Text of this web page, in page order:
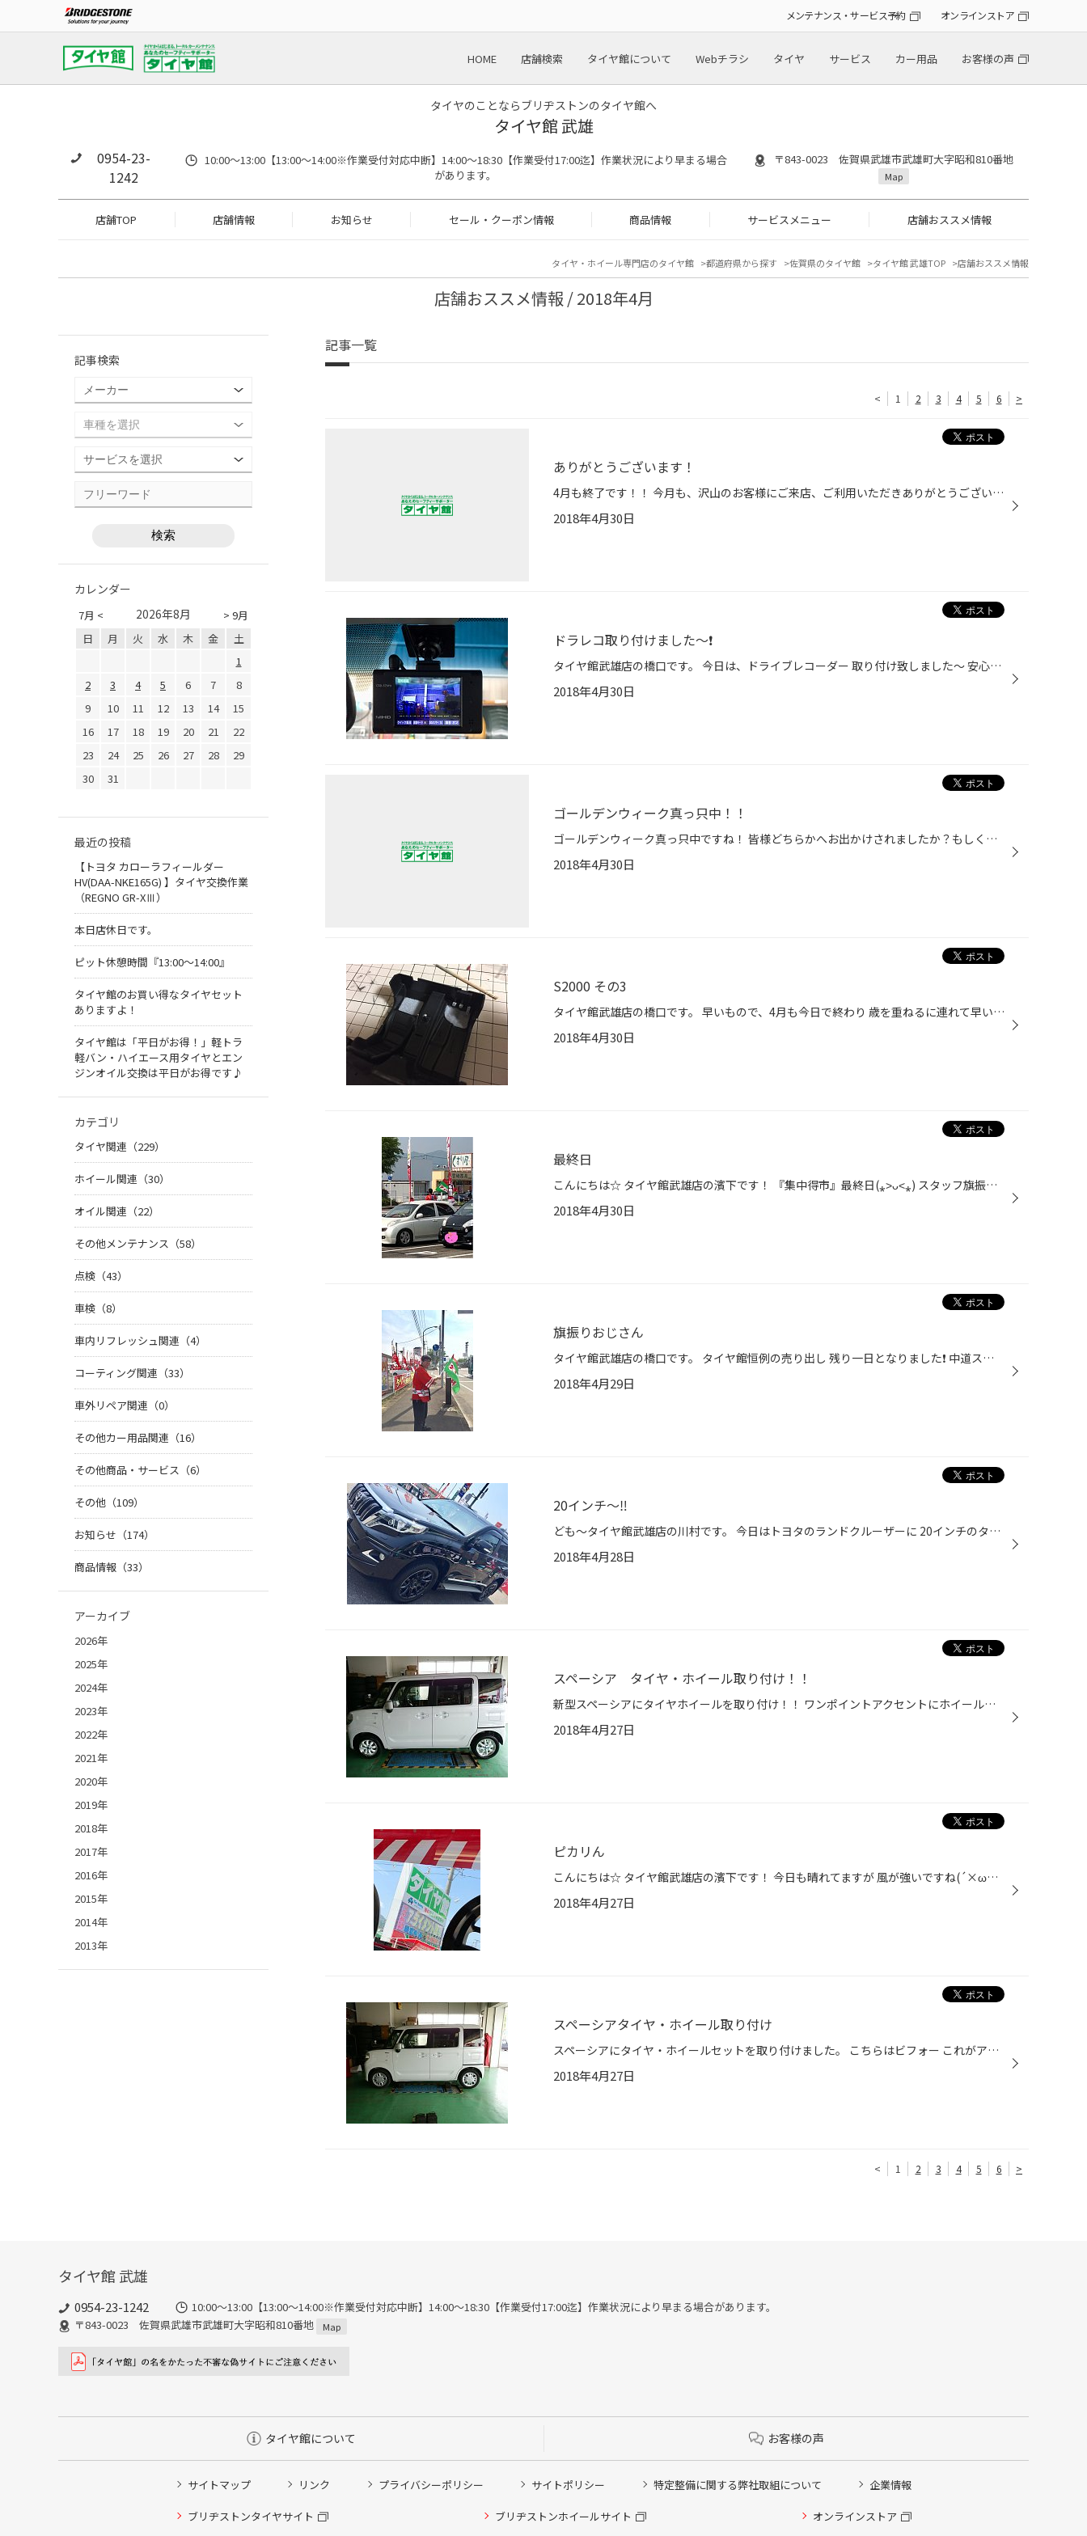
メンテナンス・サービス予約 オンラインストア
HOME 店舗検索 タイヤ館について Webチラシ タイヤ サービス カー用品 お客様の声
タイヤのことならブリヂストンのタイヤ館へ
タイヤ館 武雄
0954-23-
1242
10:00～13:00【13:00～14:00※作業受付対応中断】14:00～18:30【作業受付17:00迄】作業状況により早まる場合
があります。
〒843-0023 佐賀県武雄市武雄町大字昭和810番地
Map
店舗TOP 店舗情報 お知らせ セール・クーポン情報 商品情報 サービスメニュー 店舗おススメ情報
タイヤ・ホイール専門店のタイヤ館 都道府県から探す 佐賀県のタイヤ館 タイヤ館 武雄TOP 店舗おススメ情報
店舗おススメ情報 / 2018年4月
記事一覧
< 1 2 3 4 5 6 >
ありがとうございます！
4月も終了です！！ 今月も、沢山のお客様にご来店、ご利用いただきありがとうございました。 感謝です！！ 何かとお車で移動することが多い時期です。 これから来たる梅雨の時期や夏の猛暑・・・・ 何かと愛車のメンテナンスが増えてきます。 そんな時は是非タイヤ館武雄店を思い出していただければ...
2018年4月30日
ドラレコ取り付けました〜❗️
タイヤ館武雄店の橋口です。 今日は、ドライブレコーダー 取り付け致しました〜 安心安全カーグッズですね〜 私も欲しくなりました〜 もしもの時にお役立ちですね‼️ 佐世保から来ていただき 感謝 感謝です ありがとうございました‼️
2018年4月30日
ゴールデンウィーク真っ只中！！
ゴールデンウィーク真っ只中ですね！ 皆様どちらかへお出かけされましたか？もしくは５月にお出かけのご予定は？ タイヤ館武雄店にもお出かけ前に空気圧点検（無料）や、安全点検（無料）でご来店されるお客様も 多く見受けられます。ありがとうございます。 皆様もお気軽にご来店下さいませ。
2018年4月30日
S2000 その3
タイヤ館武雄店の橋口です。 早いもので、4月も今日で終わり 歳を重ねるに連れて早いもんですね〜 S2000 あんまり進んでいません・・・ オープンスポーツカーなんで いつもの様に内装 手が抜けません❗️ とりあえずマットを再現してみました❗️ メーターもデカールを貼り 上からアクリル接着剤を流...
2018年4月30日
最終日
こんにちは☆ タイヤ館武雄店の濱下です！ 『集中得市』最終日(⁎˃ᴗ˂⁎) スタッフ旗振り昨日から頑張ってま~す☆ 早い方は先週27日からGWに入ってますが ぜひぜひ、タイヤ館武雄店へ遊びにいらしてください✩°｡⋆⸜(*˙꒳˙* )⸝
2018年4月30日
旗振りおじさん
タイヤ館武雄店の橋口です。 タイヤ館恒例の売り出し 残り一日となりました❗️ 中道スタッフと旗振り頑張りましたよ〜 皆さまのご来店 お待ちしてま〜す‼️ しかし今日は暑かった〜
2018年4月29日
20インチ〜‼️
ども〜タイヤ館武雄店の川村です。 今日はトヨタのランドクルーザーに 20インチのタイヤホイールセット 取り付けしました〜 タイヤは勿論、ブリヂストンの アレンザ001 ちなみにサイズは 265/50Ｒ20 ホイールはRAYZの グラムライツ57Ｔrans-Xです❗️ 車体のデカさに 負けず劣らずのデザインで お客...
2018年4月28日
スペーシア タイヤ・ホイール取り付け！！
新型スペーシアにタイヤホイールを取り付け！！ ワンポイントアクセントにホイールナットも交換していますヽ(´ー｀)ノ
2018年4月27日
ピカリん
こんにちは☆ タイヤ館武雄店の濱下です！ 今日も晴れてますが 風が強いですね(´×ω×`) そんな中、橋口副店長が窓ガラスふきふき☆ こんなに綺麗になりました⸜( ॑꒳ ॑ )⸝ ありがとうございます☆☆
2018年4月27日
スペーシアタイヤ・ホイール取り付け
スペーシアにタイヤ・ホイールセットを取り付けました。 こちらはビフォー これがアフターです↓ ホイールナットも交換♪ 水色のワンポイントアクセントが良い感じじゃないですか？
2018年4月27日
< 1 2 3 4 5 6 >
記事検索
カレンダー
7月 < > 9月
2026年8月
日 月 火 水 木 金
土
1
2
3 4 5 6 7
8
9
10 11 12 13 14
15
16
17 18 19 20 21
22
23
24 25 26 27 28
29
30
31
最近の投稿
【トヨタ カローラフィールダー
HV(DAA-NKE165G) 】タイヤ交換作業
（REGNO GR-XⅢ）
本日店休日です。
ピット休憩時間『13:00～14:00』
タイヤ館のお買い得なタイヤセット
ありますよ！
タイヤ館は「平日がお得！」軽トラ
軽バン・ハイエース用タイヤとエン
ジンオイル交換は平日がお得です♪
カテゴリ
タイヤ関連（229）
ホイール関連（30）
オイル関連（22）
その他メンテナンス（58）
点検（43）
車検（8）
車内リフレッシュ関連（4）
コーティング関連（33）
車外リペア関連（0）
その他カー用品関連（16）
その他商品・サービス（6）
その他（109）
お知らせ（174）
商品情報（33）
アーカイブ
2026年
2025年
2024年
2023年
2022年
2021年
2020年
2019年
2018年
2017年
2016年
2015年
2014年
2013年
タイヤ館 武雄
0954-23-1242
10:00～13:00【13:00～14:00※作業受付対応中断】14:00～18:30【作業受付17:00迄】作業状況により早まる場合があります。
〒843-0023 佐賀県武雄市武雄町大字昭和810番地
Map
タイヤ館について お客様の声
サイトマップ リンク プライバシーポリシー サイトポリシー 特定整備に関する弊社取組について 企業情報
ブリヂストンタイヤサイト ブリヂストンホイールサイト オンラインストア
タイヤ点検・安全点検/タイヤ履き替え/オイル交換/その他ピット作業の予約
クローク契約会員専用タイヤ履き替え※タイヤ履き替えを希望のクローク契約会員の方はこちらを選択ください